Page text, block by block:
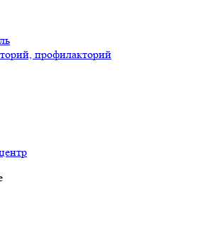
профилакторий